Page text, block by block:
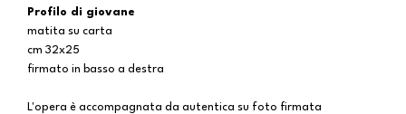
Profilo di giovane
matita su carta
cm 32x25
firmato in basso a destra
L'opera è accompagnata da autentica su foto firmata